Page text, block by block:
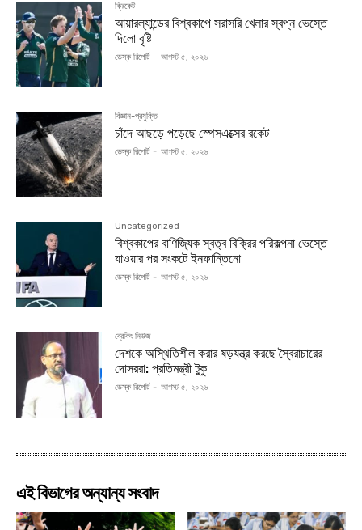
ক্রিকেট
আয়ারল্যান্ডের বিশ্বকাপে সরাসরি খেলার স্বপ্ন ভেস্তে
দিলো বৃষ্টি
ডেস্ক রিপোর্ট - আগস্ট ৫, ২০২৬
বিজ্ঞান-প্রযুক্তি
চাঁদে আছড়ে পড়েছে স্পেসএক্সের রকেট
ডেস্ক রিপোর্ট - আগস্ট ৫, ২০২৬
Uncategorized
বিশ্বকাপের বাণিজ্যিক স্বত্ব বিক্রির পরিকল্পনা ভেস্তে
যাওয়ার পর সংকটে ইনফান্তিনো
ডেস্ক রিপোর্ট - আগস্ট ৫, ২০২৬
ব্রেকিং নিউজ
দেশকে অস্থিতিশীল করার ষড়যন্ত্র করছে স্বৈরাচারের
দোসররা: প্রতিমন্ত্রী টুকু
ডেস্ক রিপোর্ট - আগস্ট ৫, ২০২৬
এই বিভাগের অন্যান্য সংবাদ